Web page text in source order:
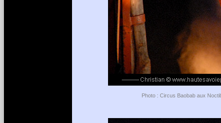
Photo : Circus Baobab aux